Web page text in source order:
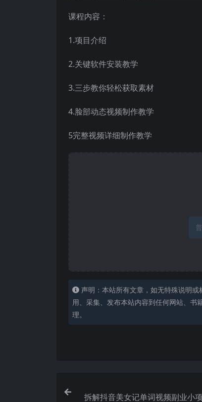
课程内容：
1.项目介绍
2.关键软件安装教学
3.三步教你轻松获取素材
4.脸部动态视频制作教学
5完整视频详细制作教学
声明：本站所有文章，如无特殊说明
用、采集、发布本站内容到任何网站、书
理。
拆解抖音美女记单词视频副业小